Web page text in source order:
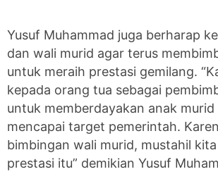
Yusuf Muhammad juga berharap
dan wali murid agar terus
untuk meraih prestasi gemilang.
kepada orang tua sebagai
untuk memberdayakan anak murid
mencapai target pemerintah.
bimbingan wali murid, mustahil
prestasi itu” demikian Yusuf